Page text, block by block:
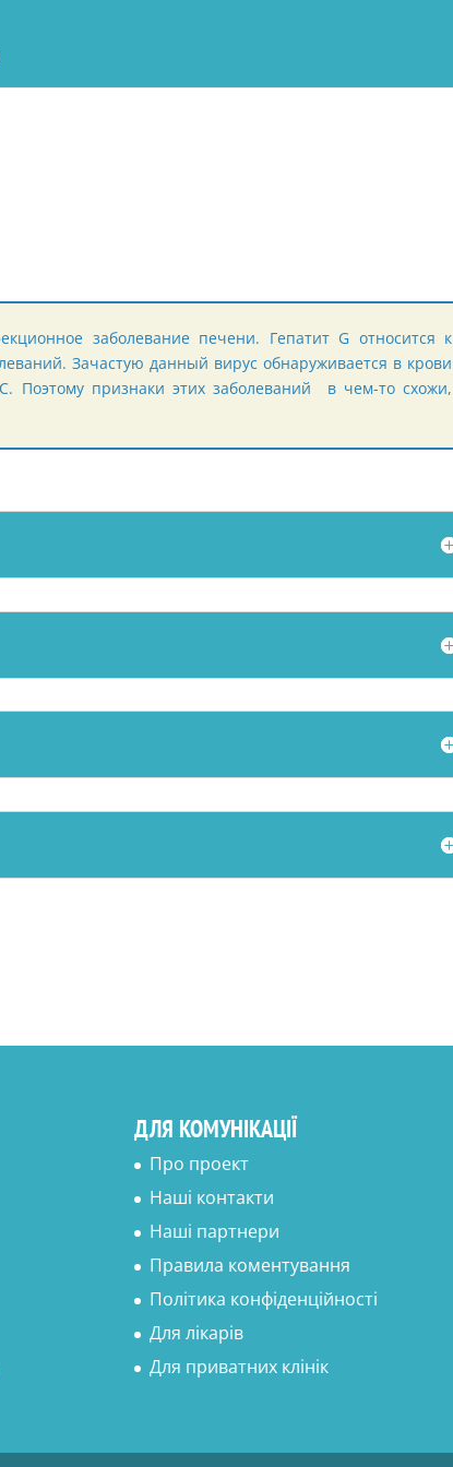
заболевание печени. Гепатит G относится к
Зачастую данный вирус обнаруживается в крови
Поэтому признаки этих заболеваний в чем-то схожи,
ДЛЯ КОМУНІКАЦІЇ
Про проект
Наші контакти
Наші партнери
Правила коментування
Політика конфіденційності
Для лікарів
Для приватних клінік